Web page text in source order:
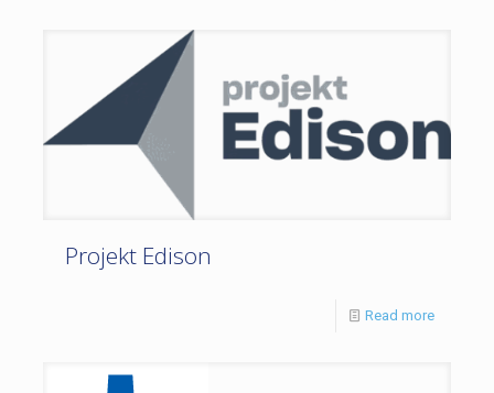
Projekt Edison
Read more